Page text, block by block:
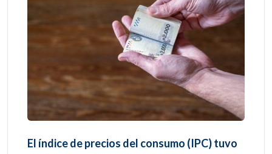
El índice de precios del consumo (IPC) tuvo